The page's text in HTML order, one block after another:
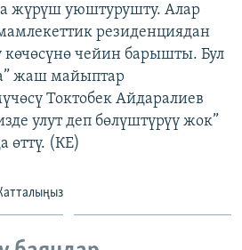
жүрүш уюштурушту. Алар
резиденциядан
чейин барышты. Бул
жаш майыптар
Токтобек Айдаралиев
улут деп бөлүштүрүү жок”
өттү. (КЕ)